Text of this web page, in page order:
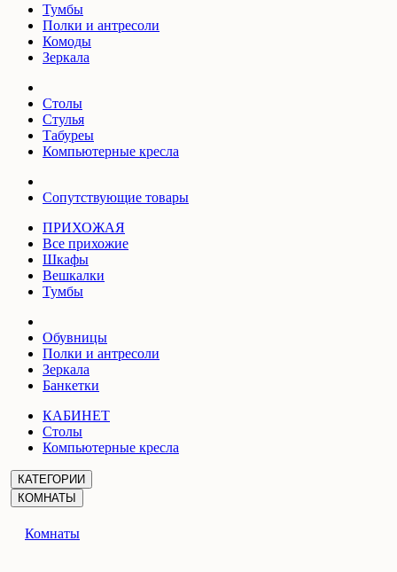
Тумбы
Полки и антресоли
Комоды
Зеркала
Столы
Стулья
Табуреы
Компьютерные кресла
Сопутствующие товары
ПРИХОЖАЯ
Все прихожие
Шкафы
Вешкалки
Тумбы
Обувницы
Полки и антресоли
Зеркала
Банкетки
КАБИНЕТ
Столы
Компьютерные кресла
КАТЕГОРИИ
КОМНАТЫ
Комнаты